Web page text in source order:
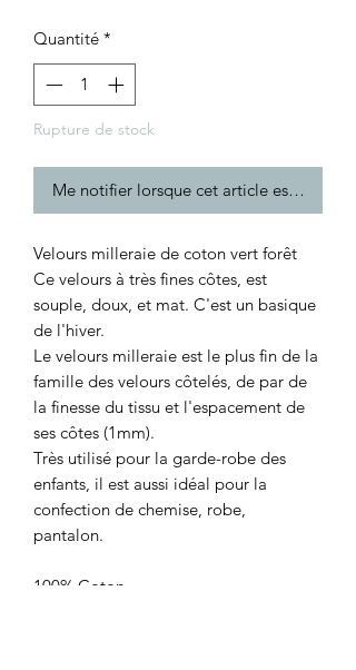
10
Centimètres
Quantité *
Rupture de stock
Me notifier lorsque cet article est
Velours milleraie de coton vert forêt
Ce velours à très fines côtes, est
souple, doux, et mat. C'est un basique
de l'hiver.
Le velours milleraie est le plus fin de la
famille des velours côtelés, de par de
la finesse du tissu et l'espacement de
ses côtes (1mm).
Très utilisé pour la garde-robe des
enfants, il est aussi idéal pour la
confection de chemise, robe,
pantalon.
100% Coton